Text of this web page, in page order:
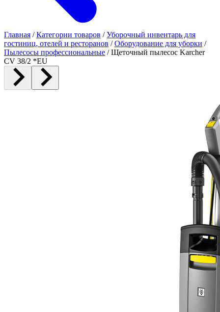
Главная / Категории товаров / Уборочный инвентарь для
гостиниц, отелей и ресторанов / Оборудование для уборки /
Пылесосы профессиональные / Щеточный пылесос Karcher
CV 38/2 *EU